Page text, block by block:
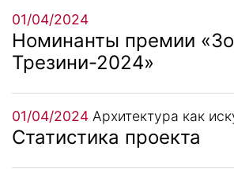
01/04/2024
Номинанты премии
Трезини-2024»
01/04/2024 Архитектура как
Статистика проекта